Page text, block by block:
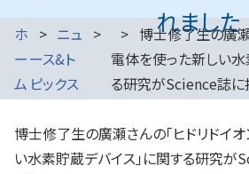
れました
ホ
ー
ム
ニュ
ース&ト
ピックス
博士修了生の廣瀬
電体を使った新しい
る研究がScience誌に
博士修了生の廣瀬さんの「ヒドリドイ
い水素貯蔵デバイス」に関する研究